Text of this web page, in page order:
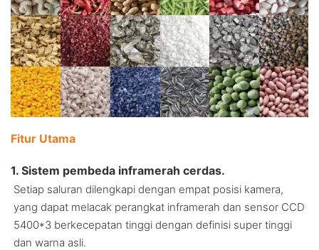
Fitur Utama
1. Sistem pembeda inframerah cerdas.
Setiap saluran dilengkapi dengan empat posisi kamera,
yang dapat melacak perangkat inframerah dan sensor CCD
5400*3 berkecepatan tinggi dengan definisi super tinggi
dan warna asli.